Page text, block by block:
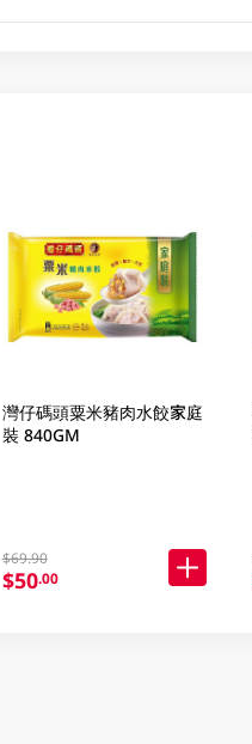
灣仔碼頭粟米豬肉水餃家庭
裝 840GM
$69.90
$50.00